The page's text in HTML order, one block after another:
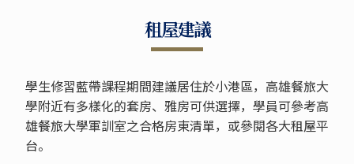
租屋建議
學生修習藍帶課程期間建議居住於小港區，高雄餐旅大
學附近有多樣化的套房、雅房可供選擇，學員可參考高
雄餐旅大學軍訓室之合格房東清單，或參閱各大租屋平
台。